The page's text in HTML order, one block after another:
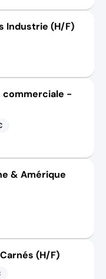
Industrie (H/F)
commerciale -
& Amérique
(H/F)